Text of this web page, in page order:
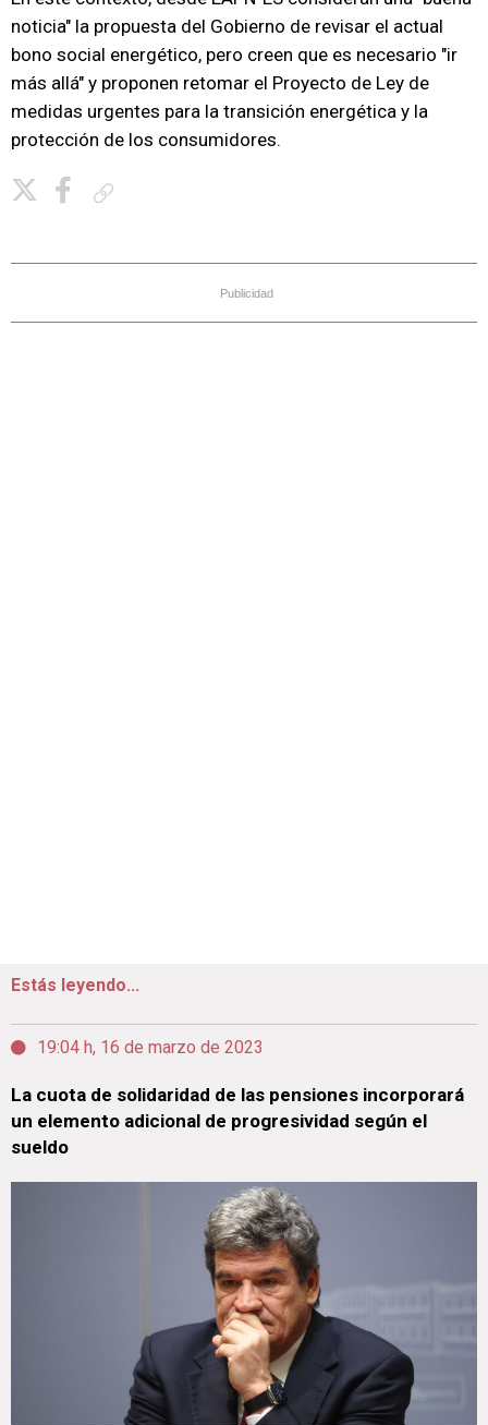
noticia" la propuesta del Gobierno de revisar el actual
bono social energético, pero creen que es necesario "ir
más allá" y proponen retomar el Proyecto de Ley de
medidas urgentes para la transición energética y la
protección de los consumidores.
Publicidad
Estás leyendo...
19:04 h, 16 de marzo de 2023
La cuota de solidaridad de las pensiones incorporará
un elemento adicional de progresividad según el
sueldo